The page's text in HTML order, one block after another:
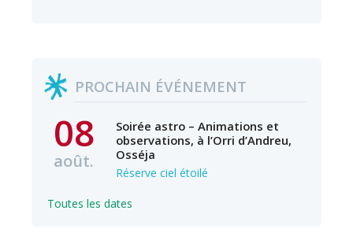
PROCHAIN ÉVÉNEMENT
08
août.
Soirée astro – Animations et
observations, à l’Orri d’Andreu,
Osséja
Réserve ciel étoilé
Toutes les dates